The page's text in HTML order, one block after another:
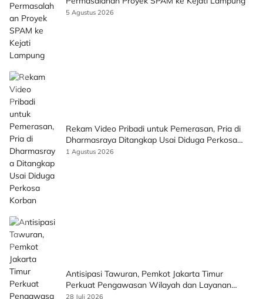
5 Agustus 2026
Rekam Video Pribadi untuk Pemerasan, Pria di
Dharmasraya Ditangkap Usai Diduga Perkosa
Korban
1 Agustus 2026
Antisipasi Tawuran, Pemkot Jakarta Timur
Perkuat Pengawasan Wilayah dan Layanan
Publik
28 Juli 2026